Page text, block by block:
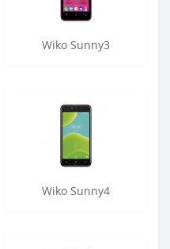
Wiko Sunny3
Wiko Sunny4